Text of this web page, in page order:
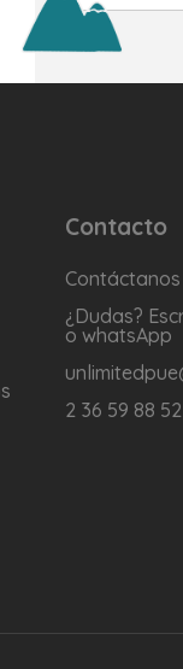
Contacto
Contáctanos
¿Dudas?
o whatsApp
2 36 59 88 52